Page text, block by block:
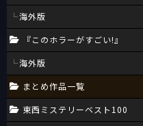
海外版
『このホラーがすごい!』
海外版
まとめ作品一覧
東西ミステリーベスト100